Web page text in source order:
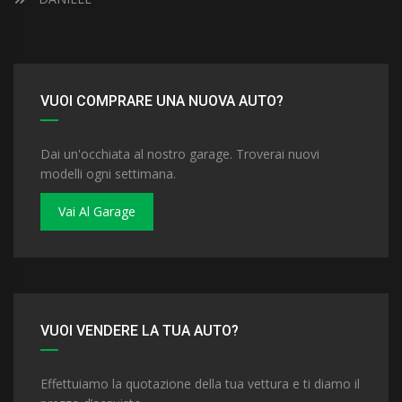
VUOI COMPRARE UNA NUOVA AUTO?
Dai un'occhiata al nostro garage. Troverai nuovi
modelli ogni settimana.
Vai Al Garage
VUOI VENDERE LA TUA AUTO?
Effettuiamo la quotazione della tua vettura e ti diamo il